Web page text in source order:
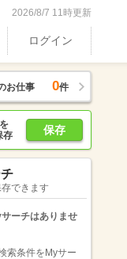
2026/8/7 11時更新
ログイン
お仕事 0件
保存
存
できます
ーチはありませ
索条件をMyサー